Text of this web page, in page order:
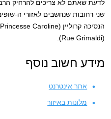
לדעת שאתם לא צריכים להרחיק
שני רחובות שנחשבים לאזורי ה-
(Rue Grimaldi).
מידע חשוב נוסף
אתר אינטרנט
מלונות באיזור